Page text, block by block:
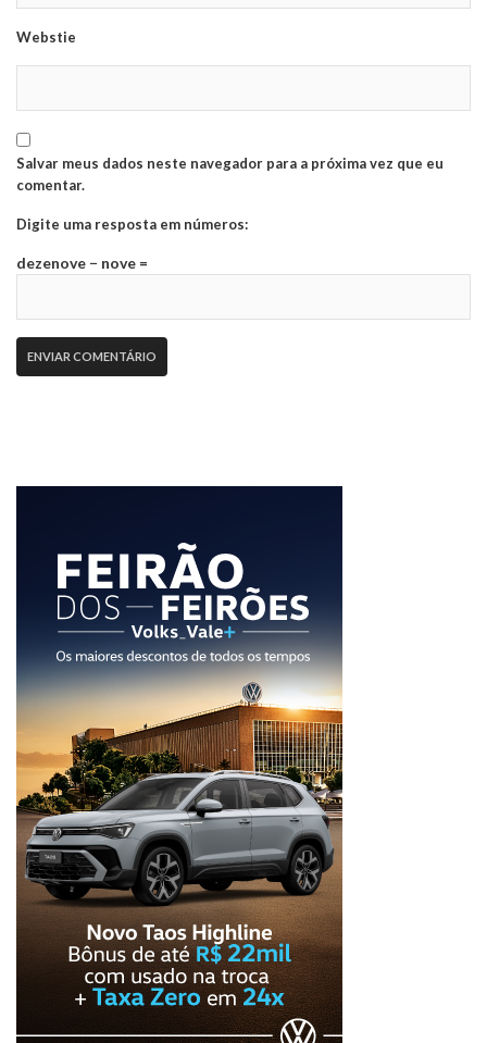
Webstie
Salvar meus dados neste navegador para a próxima vez que eu
comentar.
Digite uma resposta em números:
dezenove − nove =